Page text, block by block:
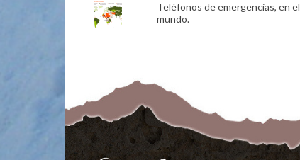
Teléfonos de emergencias, en el
mundo.